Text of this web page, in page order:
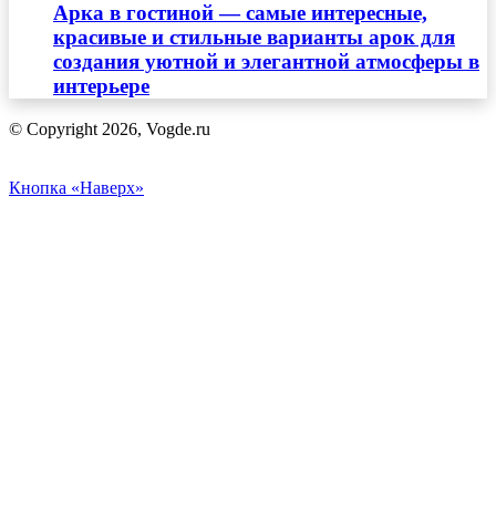
Арка в гостиной — самые интересные,
красивые и стильные варианты арок для
создания уютной и элегантной атмосферы в
интерьере
© Copyright 2026, Vogde.ru
Кнопка «Наверх»